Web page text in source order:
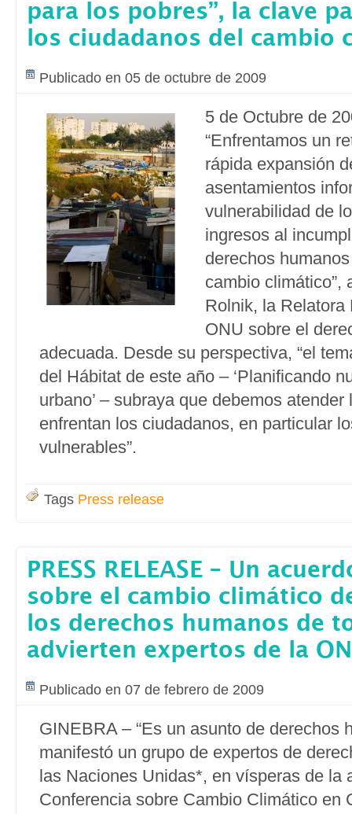
para los pobres”, la clave
los ciudadanos del cambio
Publicado en 05 de octubre de 2009
5 de Octubre de
“Enfrentamos un
rápida expansión
asentamientos
vulnerabilidad de
ingresos al
derechos
cambio climático”,
Rolnik, la Relatora
ONU sobre el
adecuada. Desde su perspectiva, “el
del Hábitat de este año – ‘Planificando
urbano’ – subraya que debemos
enfrentan los ciudadanos, en particular
vulnerables”.
Tags Press release
PRESS RELEASE – Un
sobre el cambio climático
los derechos humanos de
advierten expertos de la
Publicado en 07 de febrero de 2009
GINEBRA – “Es un asunto de derechos
manifestó un grupo de expertos de
las Naciones Unidas*, en vísperas de la
Conferencia sobre Cambio Climático en